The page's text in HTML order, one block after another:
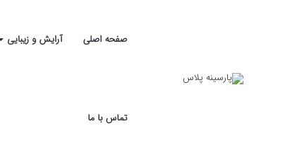
صفحه اصلی آرایش و زیبایی
تماس با ما